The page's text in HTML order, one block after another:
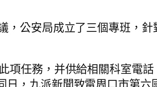
，公安局成立了三個專班，針
項任務，并供給相關科室電話